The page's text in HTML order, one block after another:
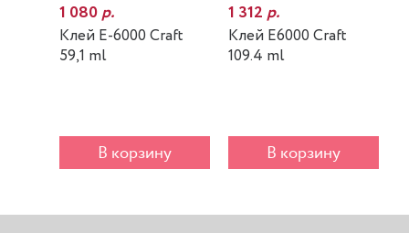
1 080р.
Клей E-6000 Craft
59,1 ml
В корзину
1 312р.
Клей E6000 Craft
109.4 ml
В корзину